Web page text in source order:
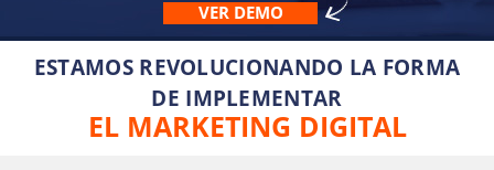
VER DEMO
ESTAMOS REVOLUCIONANDO LA FORMA
DE IMPLEMENTAR
EL MARKETING DIGITAL